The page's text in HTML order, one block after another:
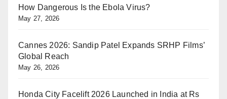
How Dangerous Is the Ebola Virus?
May 27, 2026
Cannes 2026: Sandip Patel Expands SRHP Films’
Global Reach
May 26, 2026
Honda City Facelift 2026 Launched in India at Rs